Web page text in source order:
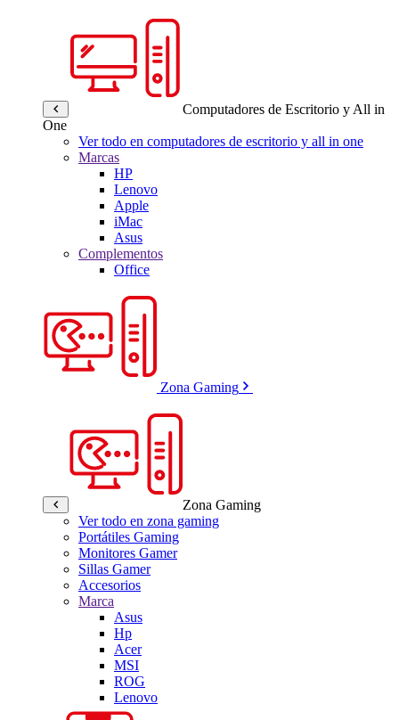
Computadores de Escritorio y All in
One
Ver todo en computadores de escritorio y all in one
Marcas
HP
Lenovo
Apple
iMac
Asus
Complementos
Office
Zona Gaming
Zona Gaming
Ver todo en zona gaming
Portátiles Gaming
Monitores Gamer
Sillas Gamer
Accesorios
Marca
Asus
Hp
Acer
MSI
ROG
Lenovo